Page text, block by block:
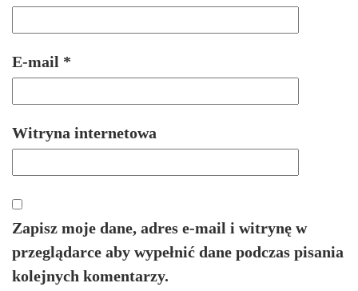
E-mail *
Witryna internetowa
Zapisz moje dane, adres e-mail i witrynę w
przeglądarce aby wypełnić dane podczas pisania
kolejnych komentarzy.